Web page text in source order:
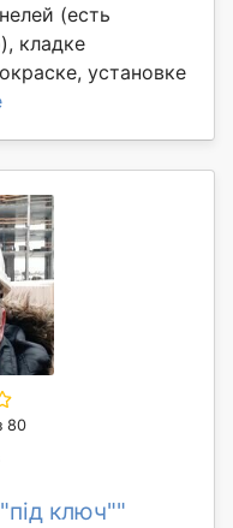
(есть
кладке
установке
80
ключ""